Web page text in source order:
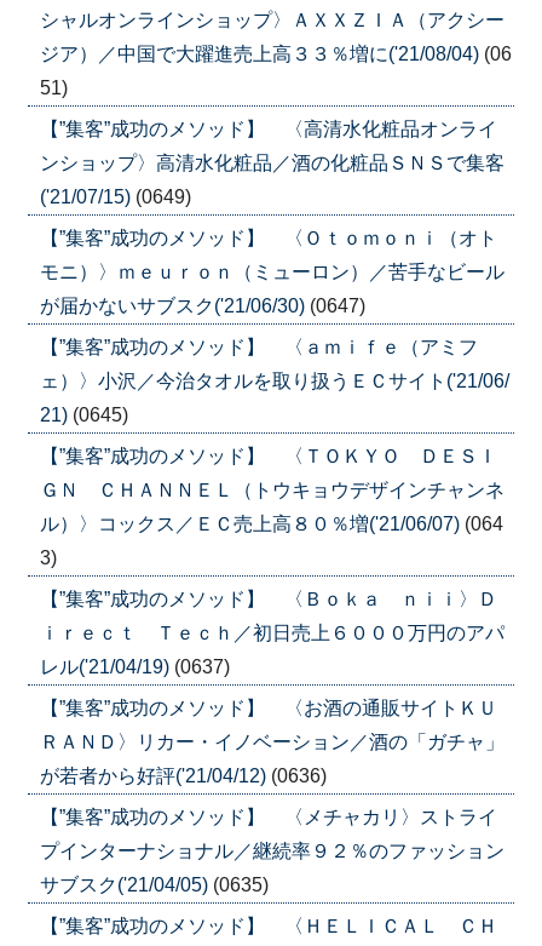
シャルオンラインショップ〉ＡＸＸＺＩＡ（アクシー
ジア）／中国で大躍進売上高３３％増に('21/08/04) (06
51)
【”集客”成功のメソッド】 〈高清水化粧品オンライ
ンショップ〉高清水化粧品／酒の化粧品ＳＮＳで集客
('21/07/15) (0649)
【”集客”成功のメソッド】 〈Ｏｔｏｍｏｎｉ（オト
モニ）〉ｍｅｕｒｏｎ（ミューロン）／苦手なビール
が届かないサブスク('21/06/30) (0647)
【”集客”成功のメソッド】 〈ａｍｉｆｅ（アミフ
ェ）〉小沢／今治タオルを取り扱うＥＣサイト('21/06/
21) (0645)
【”集客”成功のメソッド】 〈ＴＯＫＹＯ ＤＥＳＩ
ＧＮ ＣＨＡＮＮＥＬ（トウキョウデザインチャンネ
ル）〉コックス／ＥＣ売上高８０％増('21/06/07) (064
3)
【”集客”成功のメソッド】 〈Ｂｏｋａ ｎｉｉ〉Ｄ
ｉｒｅｃｔ Ｔｅｃｈ／初日売上６０００万円のアパ
レル('21/04/19) (0637)
【”集客”成功のメソッド】 〈お酒の通販サイトＫＵ
ＲＡＮＤ〉リカー・イノベーション／酒の「ガチャ」
が若者から好評('21/04/12) (0636)
【”集客”成功のメソッド】 〈メチャカリ〉ストライ
プインターナショナル／継続率９２％のファッション
サブスク('21/04/05) (0635)
【”集客”成功のメソッド】 〈ＨＥＬＩＣＡＬ ＣＨ